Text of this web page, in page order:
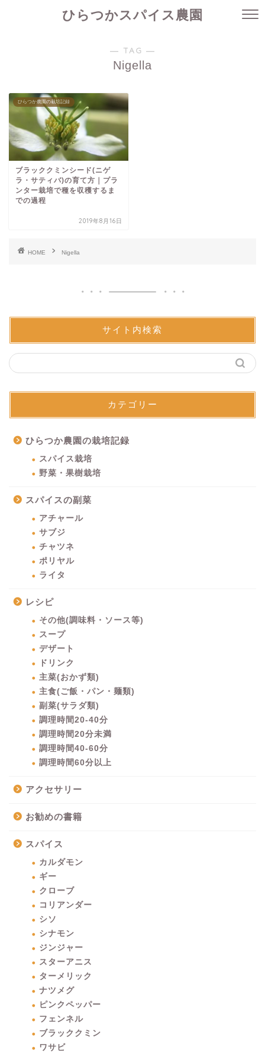
ひらつかスパイス農園
― TAG ―
Nigella
ひらつか農園の栽培記録
ブラッククミンシード(ニゲ
ラ・サティバ)の育て方｜プラ
ンター栽培で種を収穫するま
での過程
2019年8月16日
HOME Nigella
サイト内検索
カテゴリー
ひらつか農園の栽培記録
スパイス栽培
野菜・果樹栽培
スパイスの副菜
アチャール
サブジ
チャツネ
ポリヤル
ライタ
レシピ
その他(調味料・ソース等)
スープ
デザート
ドリンク
主菜(おかず類)
主食(ご飯・パン・麺類)
副菜(サラダ類)
調理時間20-40分
調理時間20分未満
調理時間40-60分
調理時間60分以上
アクセサリー
お勧めの書籍
スパイス
カルダモン
ギー
クローブ
コリアンダー
シソ
シナモン
ジンジャー
スターアニス
ターメリック
ナツメグ
ピンクペッパー
フェンネル
ブラッククミン
ワサビ